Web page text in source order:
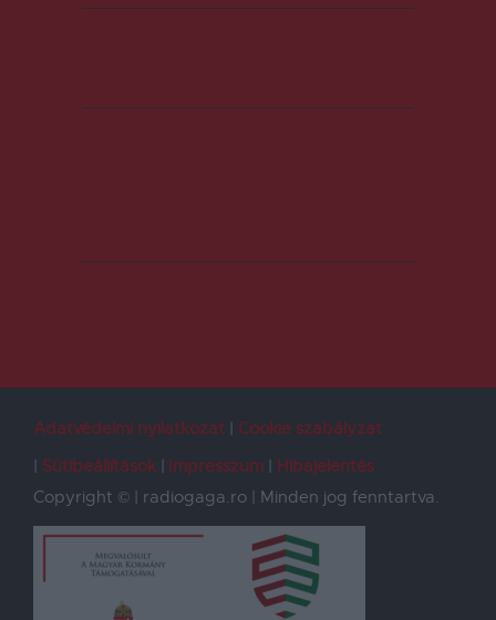
Adatvédelmi nyilatkozat
Cookie szabályzat
Sütibeállítások
Impresszum
Hibajelentés
Copyright © | radiogaga.ro | Minden jog fenntartva.